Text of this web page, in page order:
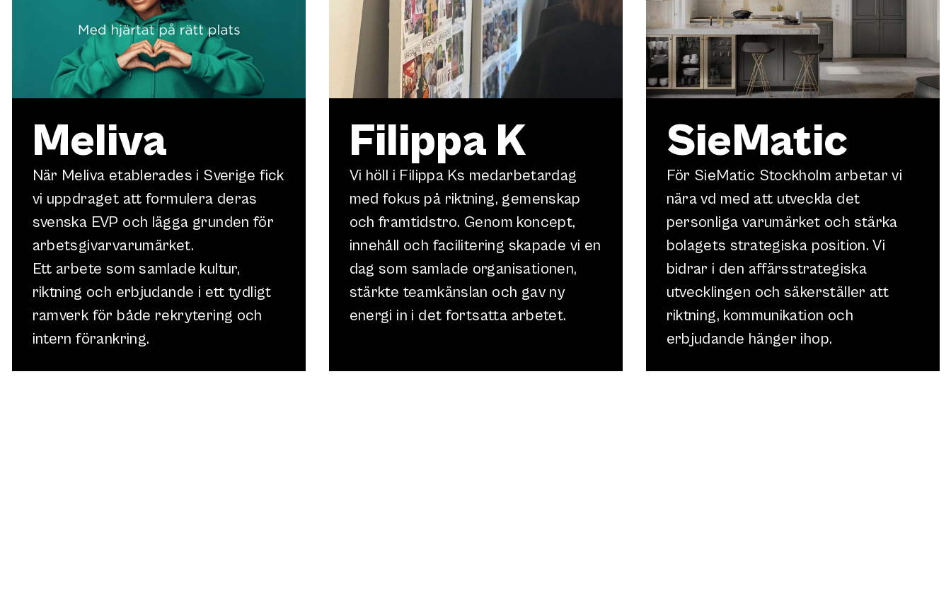
Meliva
När Meliva etablerades i Sverige fick
vi uppdraget att formulera deras
svenska EVP och lägga grunden för
arbetsgivarvarumärket.
Ett arbete som samlade kultur,
riktning och erbjudande i ett tydligt
ramverk för både rekrytering och
intern förankring.
Filippa K
Vi höll i Filippa Ks medarbetardag
med fokus på riktning, gemenskap
och framtidstro. Genom koncept,
innehåll och facilitering skapade vi en
dag som samlade organisationen,
stärkte teamkänslan och gav ny
energi in i det fortsatta arbetet.
SieMatic
För SieMatic Stockholm arbetar vi
nära vd med att utveckla det
personliga varumärket och stärka
bolagets strategiska position. Vi
bidrar i den affärsstrategiska
utvecklingen och säkerställer att
riktning, kommunikation och
erbjudande hänger ihop.